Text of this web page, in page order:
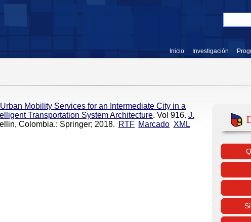
Inicio Investigación
Mobility Services for an Intermediate City in a
Transportation System Architecture. Vol 916. J.
Colombia.: Springer; 2018. RTF Marcado XML